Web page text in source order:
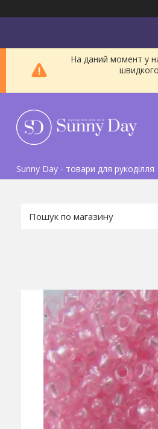
На даний момент у
Sunny Day - товари для рукоділля